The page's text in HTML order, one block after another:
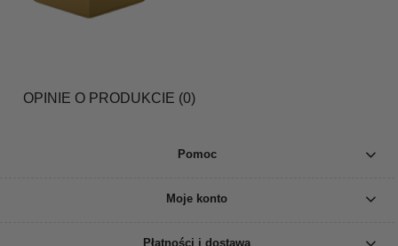
OPINIE O PRODUKCIE (0)
Pomoc
Moje konto
Płatności i dostawa